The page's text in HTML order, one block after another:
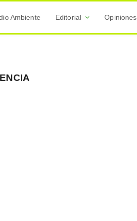
Ambiente Editorial Opiniones